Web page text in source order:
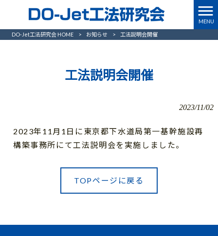
MENU
DO-Jet工法研究会 HOME > お知らせ > 工法説明会開催
工法説明会開催
2023/11/02
2023年11月1日に東京都下水道局第一基幹施設再
構築事務所にて工法説明会を実施しました。
TOPページに戻る